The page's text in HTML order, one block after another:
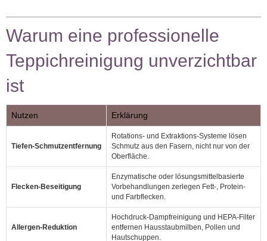
Warum eine professionelle
Teppichreinigung unverzichtbar
ist
Nutzen Erklärung
Tiefen‑Schmutzentfernung
Rotations‑ und Extraktions‑Systeme lösen
Schmutz aus den Fasern, nicht nur von der
Oberfläche.
Flecken‑Beseitigung
Enzymatische oder lösungsmittelbasierte
Vorbehandlungen zerlegen Fett‑, Protein‑
und Farbflecken.
Allergen‑Reduktion
Hochdruck‑Dampfreinigung und HEPA‑Filter
entfernen Hausstaubmilben, Pollen und
Hautschuppen.